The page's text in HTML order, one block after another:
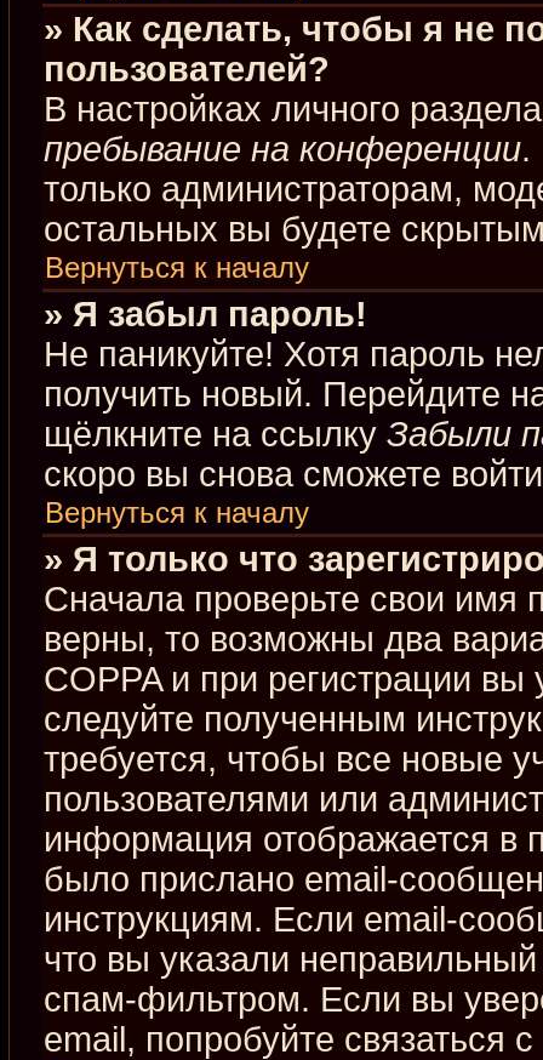
» Как сделать, чтобы я не
пользователей?
В настройках личного
пребывание на конференции.
только администраторам,
остальных вы будете
Вернуться к началу
» Я забыл пароль!
Не паникуйте! Хотя пароль
получить новый. Перейдите
щёлкните на ссылку Забыли
скоро вы снова сможете
Вернуться к началу
» Я только что
Сначала проверьте свои имя
верны, то возможны два
COPPA и при регистрации
следуйте полученным
требуется, чтобы все новые
пользователями или
информация отображается в
было прислано email-
инструкциям. Если email-
что вы указали
спам-фильтром. Если вы
email, попробуйте связаться